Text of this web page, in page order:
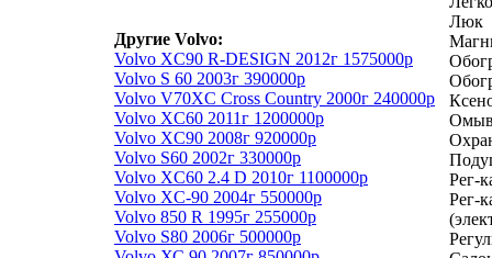
Другие Volvo:
Volvo XC90 R-DESIGN 2012г 1575000р
Volvo S 60 2003г 390000р
Volvo V70XC Cross Country 2000г 240000р
Volvo XC60 2011г 1200000р
Volvo XC90 2008г 920000р
Volvo S60 2002г 330000р
Volvo XC60 2.4 D 2010г 1100000р
Volvo XC-90 2004г 550000р
Volvo 850 R 1995г 255000р
Volvo S80 2006г 500000р
Люк
Рег-
Рег-